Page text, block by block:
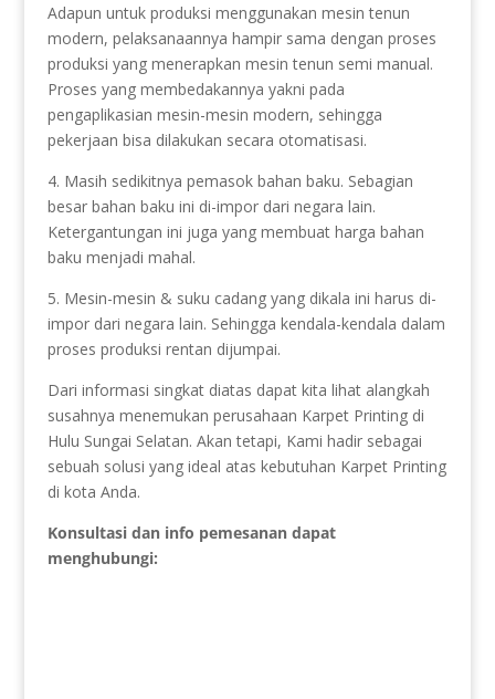
Adapun untuk produksi menggunakan mesin tenun
modern, pelaksanaannya hampir sama dengan proses
produksi yang menerapkan mesin tenun semi manual.
Proses yang membedakannya yakni pada
pengaplikasian mesin-mesin modern, sehingga
pekerjaan bisa dilakukan secara otomatisasi.
4. Masih sedikitnya pemasok bahan baku. Sebagian
besar bahan baku ini di-impor dari negara lain.
Ketergantungan ini juga yang membuat harga bahan
baku menjadi mahal.
5. Mesin-mesin & suku cadang yang dikala ini harus di-
impor dari negara lain. Sehingga kendala-kendala dalam
proses produksi rentan dijumpai.
Dari informasi singkat diatas dapat kita lihat alangkah
susahnya menemukan perusahaan Karpet Printing di
Hulu Sungai Selatan. Akan tetapi, Kami hadir sebagai
sebuah solusi yang ideal atas kebutuhan Karpet Printing
di kota Anda.
Konsultasi dan info pemesanan dapat
menghubungi: